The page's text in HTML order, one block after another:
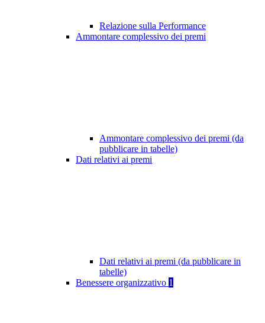
Relazione sulla Performance
Ammontare complessivo dei premi
Ammontare complessivo dei premi (da
pubblicare in tabelle)
Dati relativi ai premi
Dati relativi ai premi (da pubblicare in
tabelle)
Benessere organizzativo 1